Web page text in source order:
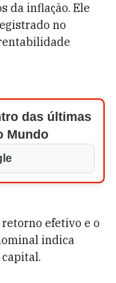
da inflação. Ele
no
das últimas
Mundo
efetivo e o
indica